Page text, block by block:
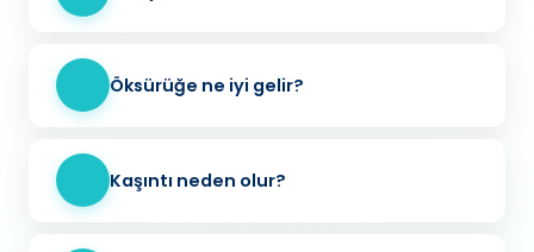
Öksürüğe ne iyi gelir?
Kaşıntı neden olur?